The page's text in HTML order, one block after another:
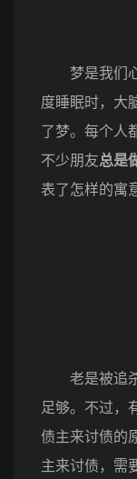
梦是我们心
度睡眠时，大
了梦。每个人
不少朋友总是
表了怎样的寓
老是被追杀
足够。不过，
债主来讨债的
主来讨债，需